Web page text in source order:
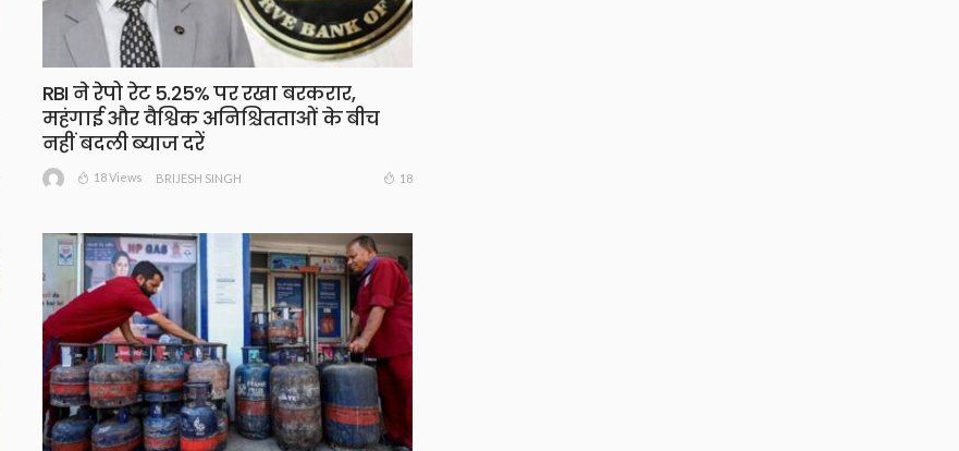
RBI ने रेपो रेट 5.25% पर रखा बरकरार,
महंगाई और वैश्विक अनिश्चितताओं के बीच
नहीं बदली ब्याज दरें
18 Views BRIJESH SINGH 18